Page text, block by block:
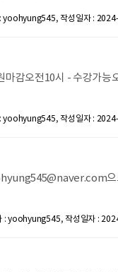
: yoohyung545, 작성일자 :
감오전10시 - 수강가능
: yoohyung545, 작성일자 :
으
: yoohyung545, 작성일자 :